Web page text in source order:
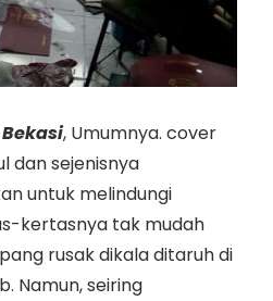
, Umumnya. cover
dan sejenisnya
untuk melindungi
kertasnya tak mudah
rusak dikala ditaruh di
Namun, seiring